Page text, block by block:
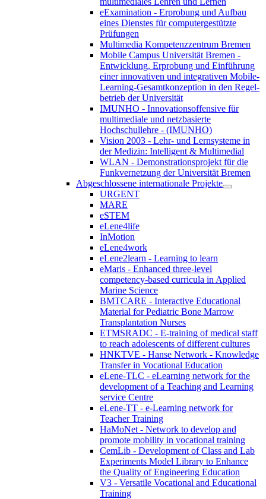
eExamination - Erprobung und Aufbau
eines Dienstes für computergestützte
Prüfungen
Multimedia Kompetenzzentrum Bremen
Mobile Campus Universität Bremen -
Entwicklung, Erprobung und Einführung
einer innovativen und integrativen Mobile-
Learning-Gesamtkonzeption in den Regel-
betrieb der Universität
IMUNHO - Innovationsoffensive für
multimediale und netzbasierte
Hochschullehre - (IMUNHO)
Vision 2003 - Lehr- und Lernsysteme in
der Medizin: Intelligent & Multimedial
WLAN - Demonstrationsprojekt für die
Funkvernetzung der Universität Bremen
Abgeschlossene internationale Projekte
URGENT
MARE
eSTEM
eLene4life
InMotion
eLene4work
eLene2learn - Learning to learn
eMaris - Enhanced three-level
competency-based curricula in Applied
Marine Science
BMTCARE - Interactive Educational
Material for Pediatric Bone Marrow
Transplantation Nurses
ETMSRADC - E-training of medical staff
to reach adolescents of different cultures
HNKTVE - Hanse Network - Knowledge
Transfer in Vocational Education
eLene-TLC - eLearning network for the
development of a Teaching and Learning
service Centre
eLene-TT - e-Learning network for
Teacher Training
HaMoNet - Network to develop and
promote mobility in vocational training
CemLib - Development of Class and Lab
Experiments Model Library to Enhance
the Quality of Engineering Education
V3 - Versatile Vocational and Educational
Training